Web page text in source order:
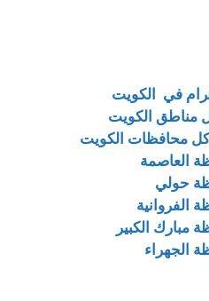
في الكويت
مناطق الكويت
محافظات الكويت
العاصمة
حولي
الفروانية
مبارك الكبير
الجهراء